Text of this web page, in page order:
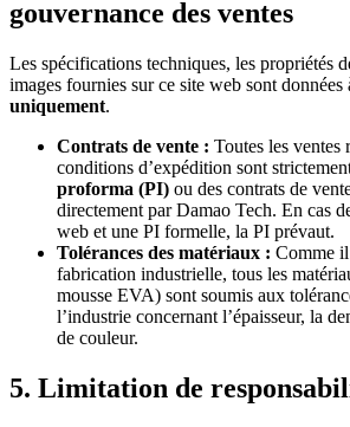
gouvernance des ventes
Les spécifications techniques, les propriétés
images fournies sur ce site web sont données
uniquement.
Contrats de vente : Toutes les ventes
conditions d’expédition sont
proforma (PI) ou des contrats de
directement par Damao Tech. En cas
web et une PI formelle, la PI prévaut.
Tolérances des matériaux : Comme il
fabrication industrielle, tous les
mousse EVA) sont soumis aux
l’industrie concernant l’épaisseur, la
de couleur.
5. Limitation de